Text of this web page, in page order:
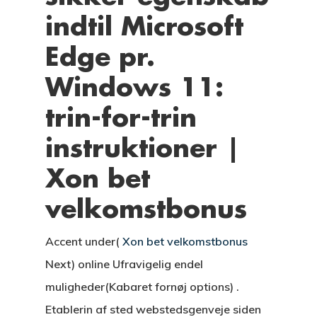
indtil Microsoft
Edge pr.
Windows 11:
trin-for-trin
instruktioner |
Xon bet
velkomstbonus
Accent under( Xon bet velkomstbonus
Next) online Ufravigelig endel
muligheder(Kabaret fornøj options) .
Etablerin af sted webstedsgenveje siden